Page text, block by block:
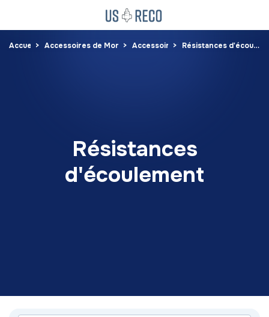
Accueil Accessoires de MontageAccessoires Résistances d'écoulement
Résistances
d'écoulement